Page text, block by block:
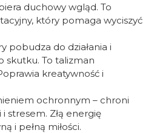
duchowy wgląd. To
który pomaga wyciszyć
pobudza do działania i
skutku. To talizman
kreatywność i
ochronnym – chroni
stresem. Złą energię
i pełną miłości.